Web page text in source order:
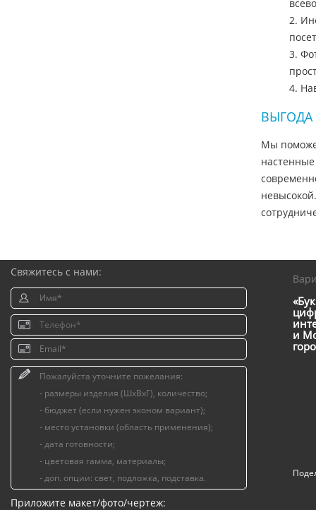
2.
3.
4.
ВЫГОДА
Мы
Свяжитесь с нами:
Приложите макет/фото/чертеж:
и